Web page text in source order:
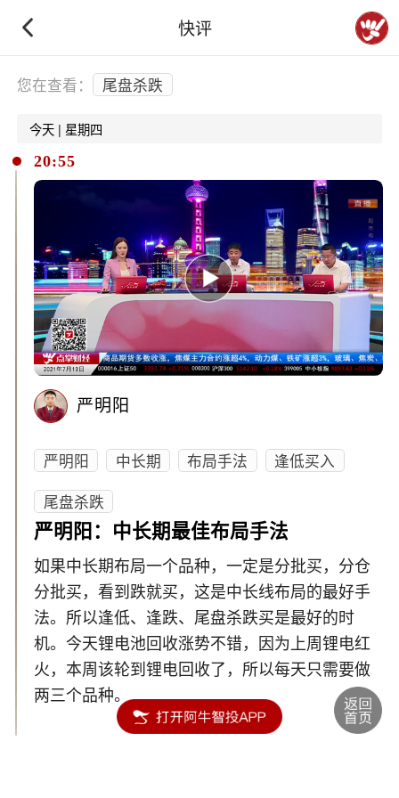
快评
下拉刷新
您在查看： 尾盘杀跌
今天 | 星期四
20:55
严明阳
严明阳 中长期 布局手法
逢低买入
尾盘杀跌
严明阳：中长期最佳布局手法
如果中长期布局一个品种，一定是分批买，分仓
分批买，看到跌就买，这是中长线布局的最好手
法。所以逢低、逢跌、尾盘杀跌买是最好的时
机。今天锂电池回收涨势不错，因为上周锂电红
火，本周该轮到锂电回收了，所以每天只需要做
两三个品种。